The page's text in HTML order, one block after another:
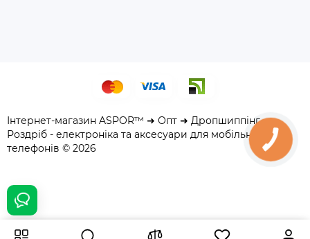
Інтернет-магазин ASPOR™ ➜ Опт ➜ Дропшиппінг ➜
Роздріб - електроніка та аксесуари для мобільних
телефонів © 2026